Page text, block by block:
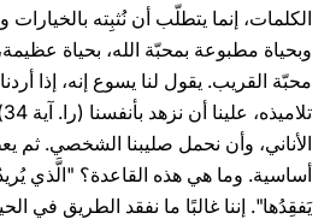
الكلمات، إنما يتطلّب أن نُثبِته بالخيارات
وبحياة مطبوعة بمحبّة الله، بحياة
محبّة القريب. يقول لنا يسوع إنه، إذا
الأناني، وأن نحمل صليبنا الشخصي. ثم
أساسية. وما هي هذه القاعدة؟ "الَّذي
يَفقِدُها". إننا غالبًا ما نفقد الطريق في